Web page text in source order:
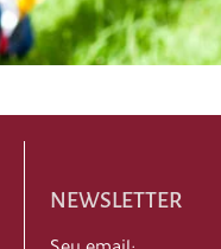
NEWSLETTER